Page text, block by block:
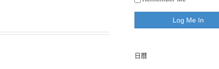
日曆